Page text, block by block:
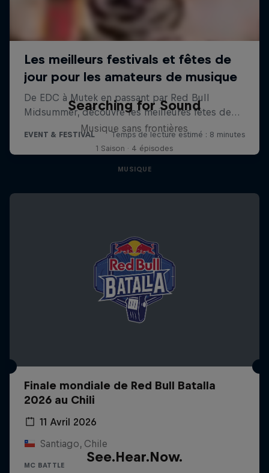
Searching for Sound
Musique sans frontières
1 Saison · 4 épisodes
MUSIQUE
Finale mondiale de Red Bull Batalla
2026 au Chili
11 Avril 2026
Santiago, Chile
MC BATTLE
See.Hear.Now.